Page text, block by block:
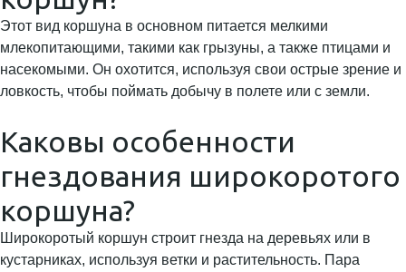
Этот вид коршуна в основном питается мелкими
млекопитающими, такими как грызуны, а также птицами и
насекомыми. Он охотится, используя свои острые зрение и
ловкость, чтобы поймать добычу в полете или с земли.
Каковы особенности
гнездования широкоротого
коршуна?
Широкоротый коршун строит гнезда на деревьях или в
кустарниках, используя ветки и растительность. Пара